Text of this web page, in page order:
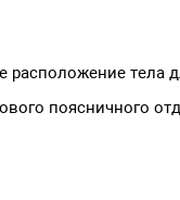
расположение
поясничного